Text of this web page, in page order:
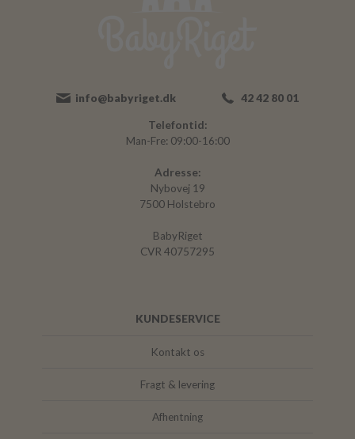
info@babyriget.dk 42 42 80 01
Telefontid:
Man-Fre: 09:00-16:00
Adresse:
Nybovej 19
7500 Holstebro
BabyRiget
CVR 40757295
KUNDESERVICE
Kontakt os
Fragt & levering
Afhentning